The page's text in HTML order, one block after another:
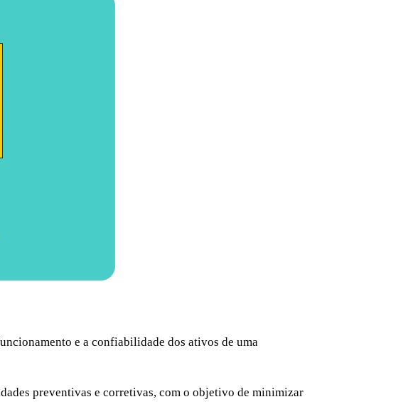
e a confiabilidade dos ativos de uma
preventivas e corretivas, com o objetivo de minimizar